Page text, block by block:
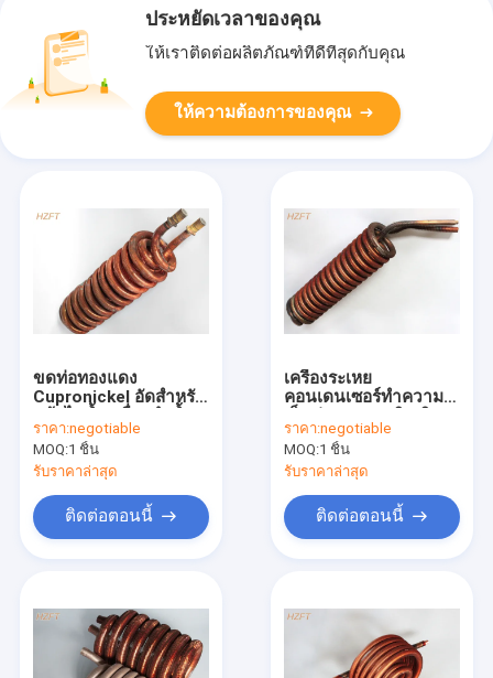
ประหยัดเวลาของคุณ
ให้เราติดต่อผลิตภัณฑ์ที่ดีที่สุดกับคุณ
ให้ความต้องการของคุณ
ขดท่อทองแดง
Cupronickel อัดสำหรับ
อุ่น Fin Coil
ราคา:negotiable
MOQ:1 ชิ้น
รับราคาล่าสุด
ติดต่อตอนนี้
เครื่องระเหย
คอนเดนเซอร์ทำความ
ขดลวดความสูงของครีบ
3.15 มม
ราคา:negotiable
MOQ:1 ชิ้น
รับราคาล่าสุด
ติดต่อตอนนี้